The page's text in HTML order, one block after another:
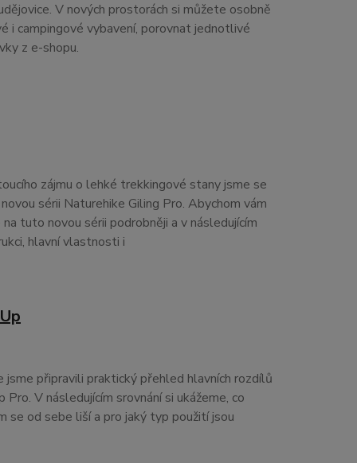
V nových prostorách si můžete osobně
i campingové vybavení, porovnat jednotlivé
z e-shopu.
zájmu o lehké trekkingové stany jsme se
sérii Naturehike Giling Pro. Abychom vám
tuto novou sérii podrobněji a v následujícím
hlavní vlastnosti i
jsme připravili praktický přehled hlavních rozdílů
V následujícím srovnání si ukážeme, co
se od sebe liší a pro jaký typ použití jsou